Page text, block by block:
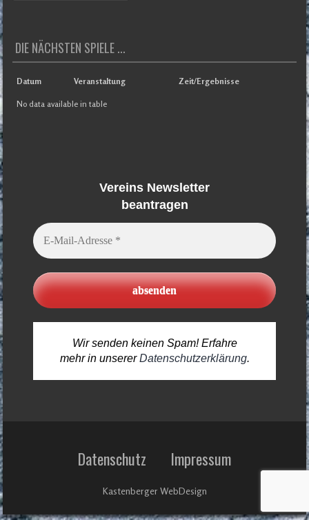
DIE NÄCHSTEN SPIELE ...
Datum Veranstaltung Zeit/Ergebnisse
No data available in table
Vereins Newsletter
beantragen
Wir senden keinen Spam! Erfahre
mehr in unsererDatenschutzerklärung.
Datenschutz Impressum
Kastenberger WebDesign